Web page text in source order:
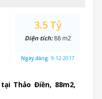
Thảo Điền, 88m2,
3.5 Tỷ
Diện tích:88 m2
Ngày đăng: 9-12-2017